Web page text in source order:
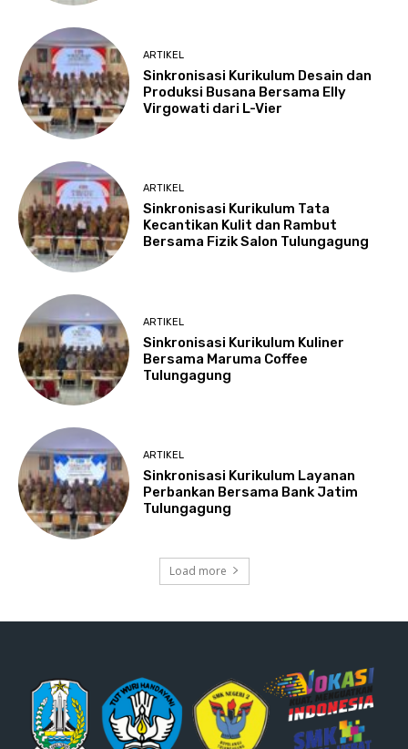
ARTIKEL
Sinkronisasi Kurikulum Desain dan
Produksi Busana Bersama Elly
Virgowati dari L-Vier
ARTIKEL
Sinkronisasi Kurikulum Tata
Kecantikan Kulit dan Rambut
Bersama Fizik Salon Tulungagung
ARTIKEL
Sinkronisasi Kurikulum Kuliner
Bersama Maruma Coffee
Tulungagung
ARTIKEL
Sinkronisasi Kurikulum Layanan
Perbankan Bersama Bank Jatim
Tulungagung
Load more